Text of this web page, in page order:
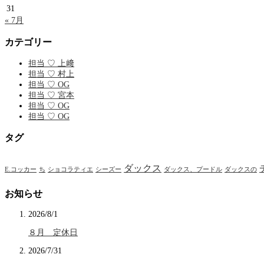
31
« 7月
カテゴリー
担当 ♡ 上﨑
担当 ♡ 村上
担当 ♡ OG
担当 ♡ 宮本
担当 ♡ OG
担当 ♡ OG
タグ
E.コッカー ち ショコラティエ シーズー ダックス ダックス、プードル ダックスの
お知らせ
2026/8/1
８月 定休日
2026/7/31